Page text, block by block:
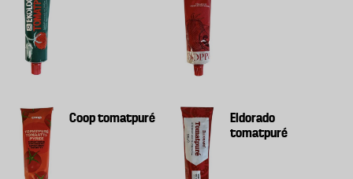
Coop tomatpuré
Eldorado
tomatpuré